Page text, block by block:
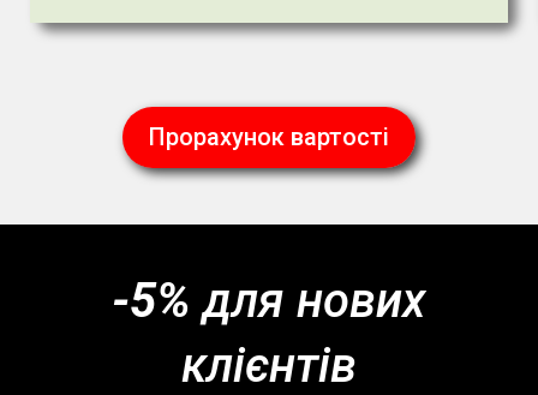
Прорахунок вартості
-5% для нових
клієнтів